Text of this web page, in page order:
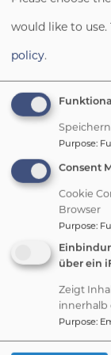
Math
Solve this
for 1+3, enter 4.
This question is
human visitor
submissions.
would like to use.
policy.
Purpose:
Consent
Cookie
Browser
Purpose:
über ein
Zeigt
innerhalb
Purpose: